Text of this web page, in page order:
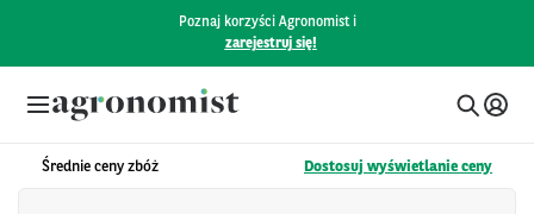
Poznaj korzyści Agronomist i
zarejestruj się!
Średnie ceny zbóż Dostosuj wyświetlanie ceny